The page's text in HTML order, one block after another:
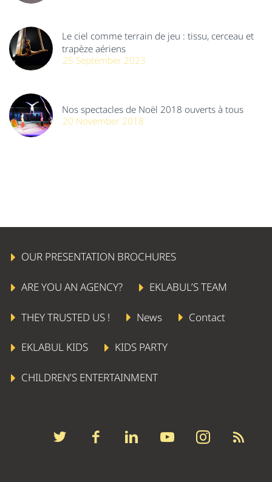
Le ciel comme terrain de jeu : tissu, cerceau et
trapèze aériens
25 September 2023
Nos spectacles de Noël 2018 ouverts à tous
20 November 2018
OUR PRESENTATION BROCHURES
ARE YOU AN AGENCY? EKLABUL’S TEAM
THEY TRUSTED US ! News Contact
EKLABUL KIDS KIDS PARTY
CHILDREN’S ENTERTAINMENT